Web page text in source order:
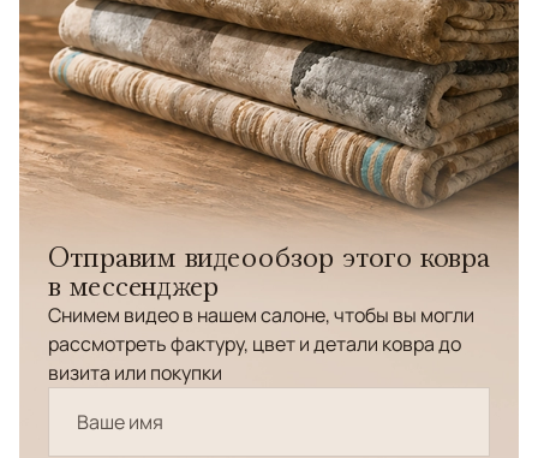
Отправим видеообзор этого ковра
в мессенджер
Снимем видео в нашем салоне, чтобы вы могли
рассмотреть фактуру, цвет и детали ковра до
визита или покупки